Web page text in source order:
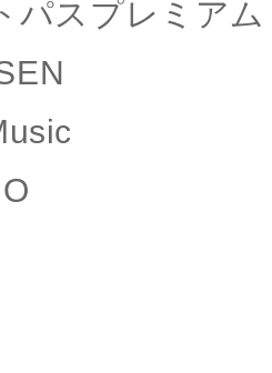
パスプレミア